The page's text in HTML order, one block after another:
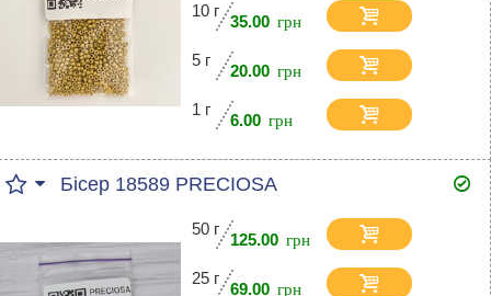
10 г
35.00
5 г
20.00
1 г
6.00
Бісер 18589 PRECIOSA
50 г
125.00
25 г
69.00